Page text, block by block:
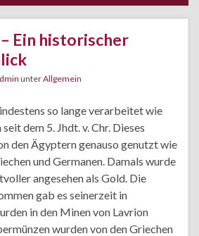
Ein historischer
unterAllgemein
so lange verarbeitet wie
dem 5. Jhdt. v. Chr. Dieses
den Ägyptern genauso genutzt wie
und Germanen. Damals wurde
angesehen als Gold. Die
gab es seinerzeit in
in den Minen von Lavrion
wurden von den Griechen